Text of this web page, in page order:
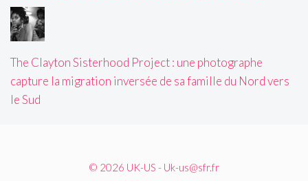
The Clayton Sisterhood Project : une photographe
capture la migration inversée de sa famille du Nord vers
le Sud
© 2026 UK-US - Uk-us@sfr.fr